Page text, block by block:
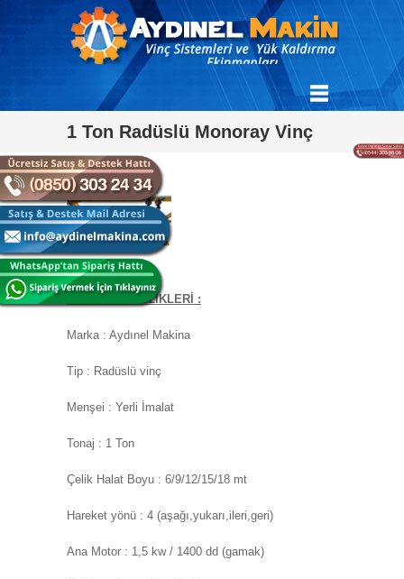
1 Ton Radüslü Monoray Vinç
MAKİNE ÖZELLİKLERİ :
Marka : Aydınel Makina
Tip : Radüslü vinç
Menşei : Yerli İmalat
Tonaj : 1 Ton
Çelik Halat Boyu : 6/9/12/15/18 mt
Hareket yönü : 4 (aşağı,yukarı,ileri,geri)
Ana Motor : 1,5 kw / 1400 dd (gamak)